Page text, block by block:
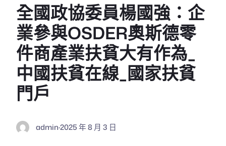
全國政協委員楊國強：企
業參與OSDER奧斯德零
件商產業扶貧大有作為_
中國扶貧在線_國家扶貧
門戶
admin·2025 年 8 月 3 日